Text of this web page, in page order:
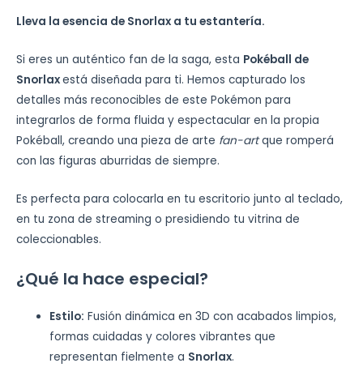
Lleva la esencia de Snorlax a tu estantería.
Si eres un auténtico fan de la saga, esta Pokéball de
Snorlaxestá diseñada para ti. Hemos capturado los
detalles más reconocibles de este Pokémon para
integrarlos de forma fluida y espectacular en la propia
Pokéball, creando una pieza de arte fan-artque romperá
con las figuras aburridas de siempre.
Es perfecta para colocarla en tu escritorio junto al teclado,
en tu zona de streaming o presidiendo tu vitrina de
coleccionables.
¿Qué la hace especial?
Estilo: Fusión dinámica en 3D con acabados limpios,
formas cuidadas y colores vibrantes que
representan fielmente a Snorlax.